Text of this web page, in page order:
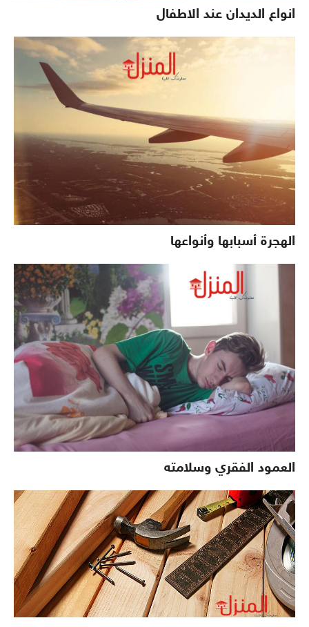
انواع الديدان عند الاطفال
الهجرة أسبابها وأنواعها
العمود الفقري وسلامته